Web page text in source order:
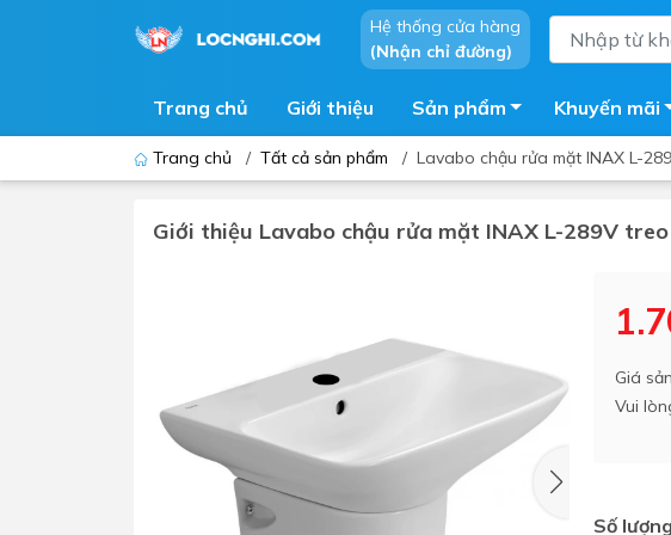
Hệ thống cửa hàng
(Nhận chỉ đường)
Trang chủ Giới thiệu Sản phẩm
Vòi chậu - vòi hồ - vòi gắn tường
Máy sấy tay
Lavabo tủ - Lavabo kính
Vòi sen tắm
Máy tắm nước nóng
Phụ kiện nhà tắm
Chậu giặt
Sen tắm âm tường
Khuyến mãi
Trang chủ / Tất cả sản phẩm / Lavabo chậu rửa mặt INAX L-
Giới thiệu Lavabo chậu rửa mặt INAX L-289V
Giá
Vui
Số lượng